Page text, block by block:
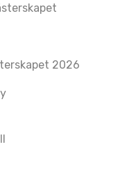
2026